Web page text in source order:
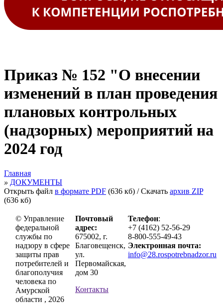
Приказ № 152 "О внесении
изменений в план проведения
плановых контрольных
(надзорных) мероприятий на
2024 год
Главная
» ДОКУМЕНТЫ
Открыть файл в формате PDF (636 кб) / Скачать архив ZIP
(636 кб)
© Управление
федеральной
службы по
надзору в сфере
защиты прав
потребителей и
благополучия
человека по
Амурской
области , 2026
Почтовый
адрес:
675002, г.
Благовещенск,
ул.
Первомайская,
дом 30
Контакты
Телефон:
+7 (4162) 52-56-29
8-800-555-49-43
Электронная почта:
info@28.rospotrebnadzor.ru